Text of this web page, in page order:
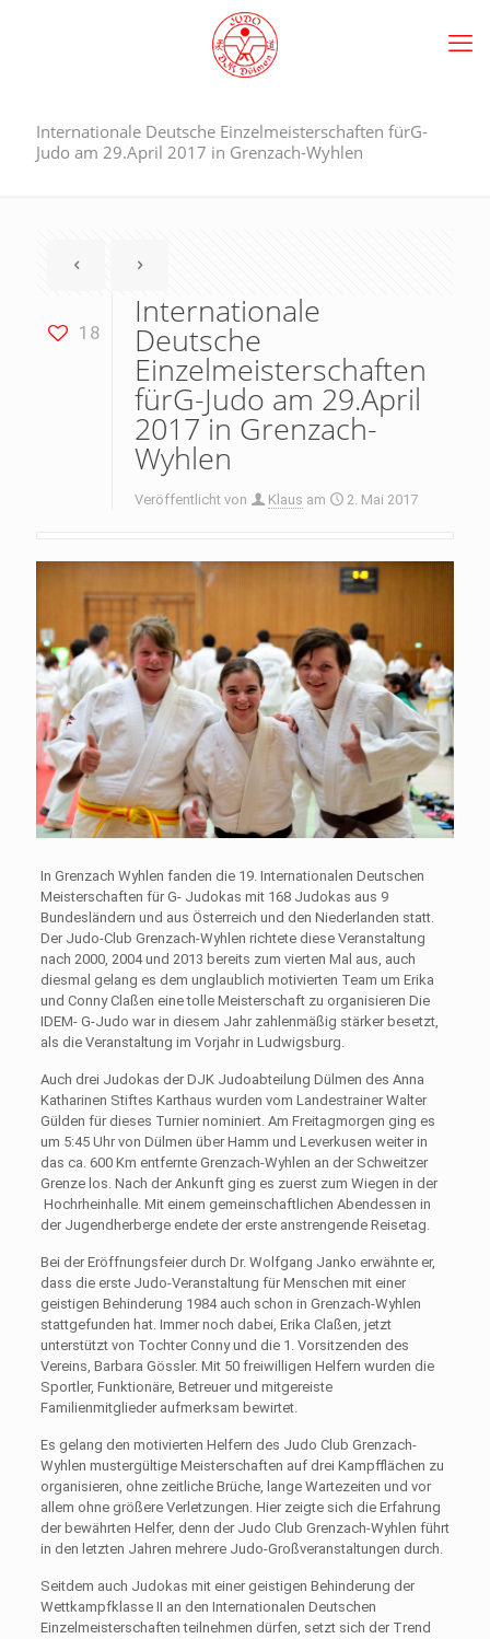
Internationale Deutsche Einzelmeisterschaften fürG-
Judo am 29.April 2017 in Grenzach-Wyhlen
18
Internationale
Deutsche
Einzelmeisterschaften
fürG-Judo am 29.April
2017 in Grenzach-
Wyhlen
Veröffentlicht von Klaus am 2. Mai 2017
In Grenzach Wyhlen fanden die 19. Internationalen Deutschen
Meisterschaften für G- Judokas mit 168 Judokas aus 9
Bundesländern und aus Österreich und den Niederlanden statt.
Der Judo-Club Grenzach-Wyhlen richtete diese Veranstaltung
nach 2000, 2004 und 2013 bereits zum vierten Mal aus, auch
diesmal gelang es dem unglaublich motivierten Team um Erika
und Conny Claßen eine tolle Meisterschaft zu organisieren Die
IDEM- G-Judo war in diesem Jahr zahlenmäßig stärker besetzt,
als die Veranstaltung im Vorjahr in Ludwigsburg.
Auch drei Judokas der DJK Judoabteilung Dülmen des Anna
Katharinen Stiftes Karthaus wurden vom Landestrainer Walter
Gülden für dieses Turnier nominiert. Am Freitagmorgen ging es
um 5:45 Uhr von Dülmen über Hamm und Leverkusen weiter in
das ca. 600 Km entfernte Grenzach-Wyhlen an der Schweitzer
Grenze los. Nach der Ankunft ging es zuerst zum Wiegen in der
Hochrheinhalle. Mit einem gemeinschaftlichen Abendessen in
der Jugendherberge endete der erste anstrengende Reisetag.
Bei der Eröffnungsfeier durch Dr. Wolfgang Janko erwähnte er,
dass die erste Judo-Veranstaltung für Menschen mit einer
geistigen Behinderung 1984 auch schon in Grenzach-Wyhlen
stattgefunden hat. Immer noch dabei, Erika Claßen, jetzt
unterstützt von Tochter Conny und die 1. Vorsitzenden des
Vereins, Barbara Gössler. Mit 50 freiwilligen Helfern wurden die
Sportler, Funktionäre, Betreuer und mitgereiste
Familienmitglieder aufmerksam bewirtet.
Es gelang den motivierten Helfern des Judo Club Grenzach‐
Wyhlen mustergültige Meisterschaften auf drei Kampfflächen zu
organisieren, ohne zeitliche Brüche, lange Wartezeiten und vor
allem ohne größere Verletzungen. Hier zeigte sich die Erfahrung
der bewährten Helfer, denn der Judo Club Grenzach‐Wyhlen führt
in den letzten Jahren mehrere Judo-Großveranstaltungen durch.
Seitdem auch Judokas mit einer geistigen Behinderung der
Wettkampfklasse II an den Internationalen Deutschen
Einzelmeisterschaften teilnehmen dürfen, setzt sich der Trend